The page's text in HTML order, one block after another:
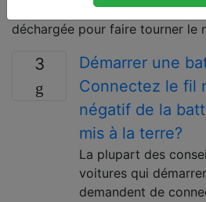
généralement un véhicule dont
déchargée pour faire tourner le
3
Démarrer une
Connectez le fil
négatif de la
mis à la terre?
La plupart des
voitures qui
demandent de